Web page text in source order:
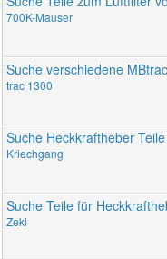
700K-Mauser
Suche verschiedene
trac 1300
Suche Heckkraftheber
Kriechgang
Suche Teile für
Zeki